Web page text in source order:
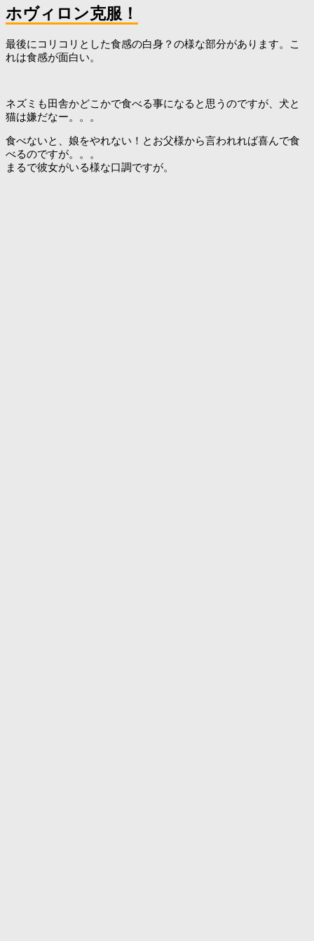
ホヴィロン克服！
最後にコリコリとした食感の白身？の様な部分があります。こ
れは食感が面白い。
ネズミも田舎かどこかで食べる事になると思うのですが、犬と
猫は嫌だなー。。。
食べないと、娘をやれない！とお父様から言われれば喜んで食
べるのですが。。。
まるで彼女がいる様な口調ですが。